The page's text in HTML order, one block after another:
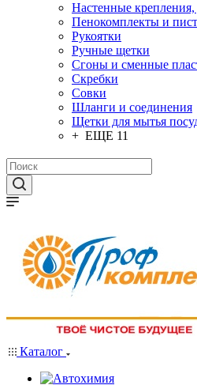
Настенные крепления,
Пенокомплекты и
Рукоятки
Ручные щетки
Сгоны и сменные
Скребки
Совки
Шланги и соединения
Щетки для мытья
+ ЕЩЕ 11
Каталог